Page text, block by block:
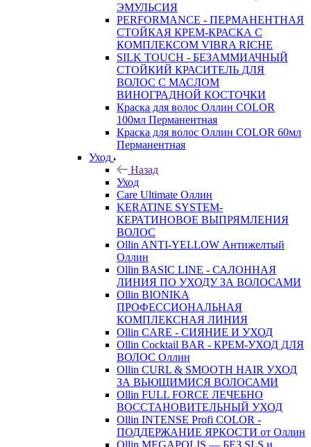
ЭМУЛЬСИЯ
PERFORMANCE - ПЕРМАНЕНТНАЯ
СТОЙКАЯ КРЕМ-КРАСКА С
КОМПЛЕКСОМ VIBRA RICHE
SILK TOUCH - БЕЗАММИАЧНЫЙ
СТОЙКИЙ КРАСИТЕЛЬ ДЛЯ
ВОЛОС С МАСЛОМ
ВИНОГРАДНОЙ КОСТОЧКИ
Краска для волос Оллин COLOR
100мл Перманентная
Краска для волос Оллин COLOR 60мл
Перманентная
Уход
Назад
Уход
Care Ultimate Оллин
KERATINE SYSTEM-
КЕРАТИНОВОЕ ВЫПРЯМЛЕНИЯ
ВОЛОС
Ollin ANTI-YELLOW Антижелтый
Оллин
Ollin BASIC LINE - САЛОННАЯ
ЛИНИЯ ПО УХОДУ ЗА ВОЛОСАМИ
Ollin BIONIKA
ПРОФЕССИОНАЛЬНАЯ
КОМПЛЕКСНАЯ ЛИНИЯ
Ollin CARE - СИЯНИЕ И УХОД
Ollin Cocktail BAR - КРЕМ-УХОД ДЛЯ
ВОЛОС Оллин
Ollin CURL & SMOOTH HAIR УХОД
ЗА ВЬЮЩИМИСЯ ВОЛОСАМИ
Ollin FULL FORCE ЛЕЧЕБНО
ВОССТАНОВИТЕЛЬНЫЙ УХОД
Ollin INTENSE Profi COLOR -
ПОДДЕРЖАНИЕ ЯРКОСТИ от Оллин
Ollin MEGAPOLIS — БЕЗ SLS и